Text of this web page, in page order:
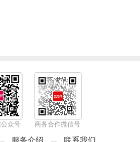
众号 商务合作微信号